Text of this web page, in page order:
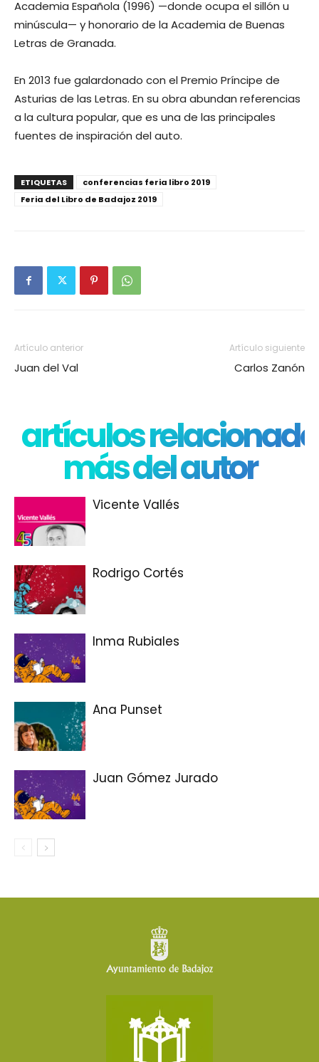
Academia Española (1996) —donde ocupa el sillón u
minúscula— y honorario de la Academia de Buenas
Letras de Granada.
En 2013 fue galardonado con el Premio Príncipe de
Asturias de las Letras.​ En su obra abundan referencias
a la cultura popular, que es una de las principales
fuentes de inspiración del auto.
ETIQUETAS
conferencias feria libro 2019
Feria del Libro de Badajoz 2019
Artículo anterior
Juan del Val
Artículo siguiente
Carlos Zanón
artículos
más del autor
Vicente Vallés
Rodrigo Cortés
Inma Rubiales
Ana Punset
Juan Gómez Jurado